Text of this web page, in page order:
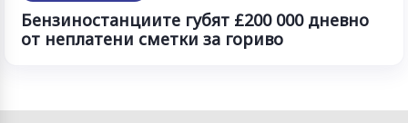
Бензиностанциите губят £200 000 дневно
от неплатени сметки за гориво